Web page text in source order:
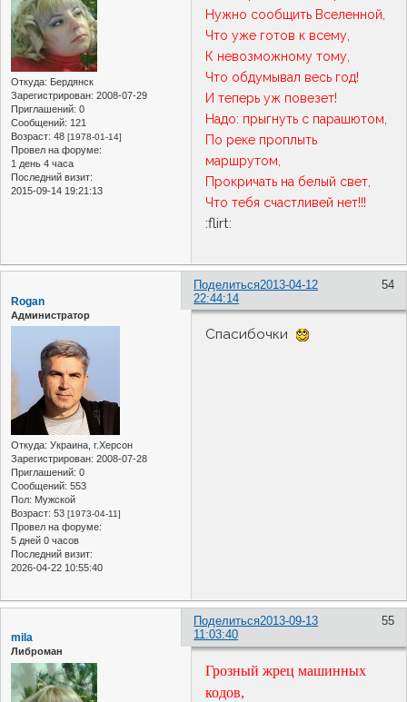
Откуда: Бердянск
Зарегистрирован: 2008-07-29
Приглашений: 0
Сообщений: 121
Возраст: 48 [1978-01-14]
Провел на форуме:
1 день 4 часа
Последний визит:
2015-09-14 19:21:13
Нужно сообщить Вселенной,
Что уже готов к всему,
К невозможному тому,
Что обдумывал весь год!
И теперь уж повезет!
Надо: прыгнуть с парашютом,
По реке проплыть
маршрутом,
Прокричать на белый свет,
Что тебя счастливей нет!!!
:flirt:
Поделиться 54
2013-04-12
22:44:14
Rogan
Администратор
Откуда: Украина, г.Херсон
Зарегистрирован: 2008-07-28
Приглашений: 0
Сообщений: 553
Пол: Мужской
Возраст: 53 [1973-04-11]
Провел на форуме:
5 дней 0 часов
Последний визит:
2026-04-22 10:55:40
Спасибочки
Поделиться 55
2013-09-13
11:03:40
mila
Либроман
Грозный жрец машинных
кодов,